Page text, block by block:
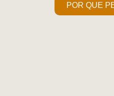
POR QUE